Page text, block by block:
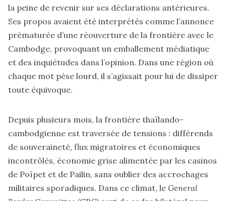
la peine de revenir sur ses déclarations antérieures.
Ses propos avaient été interprétés comme l’annonce
prématurée d’une réouverture de la frontière avec le
Cambodge, provoquant un emballement médiatique
et des inquiétudes dans l’opinion. Dans une région où
chaque mot pèse lourd, il s’agissait pour lui de dissiper
toute équivoque.
Depuis plusieurs mois, la frontière thaïlando-
cambodgienne est traversée de tensions : différends
de souveraineté, flux migratoires et économiques
incontrôlés, économie grise alimentée par les casinos
de Poïpet et de Pailin, sans oublier des accrochages
militaires sporadiques. Dans ce climat, le General